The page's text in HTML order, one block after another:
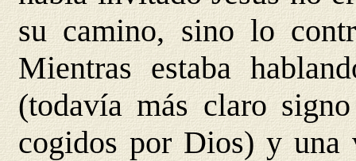
su camino, sino lo
Mientras estaba
(todavía más claro
cogidos por Dios) y